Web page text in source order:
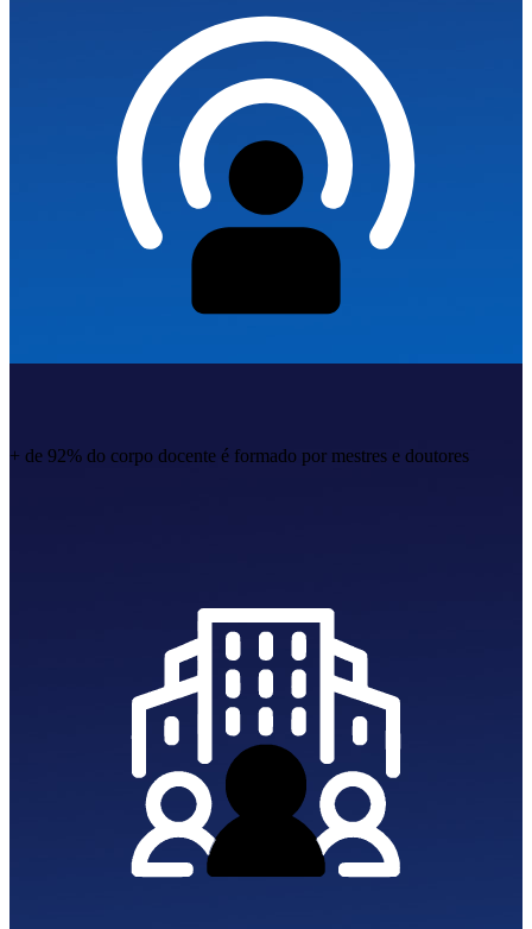
+ de 92% do corpo docente é formado por mestres e doutores